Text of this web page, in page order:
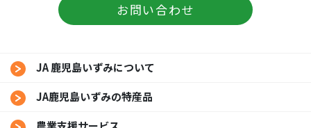
お問い合わせ
JA 鹿児島いずみについて
JA鹿児島いずみの特産品